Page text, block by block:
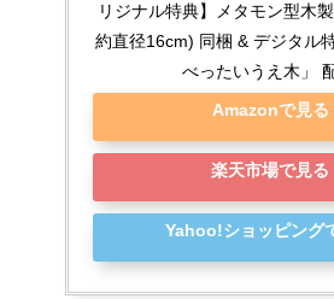
リジナル特典】メタモン型木
約直径16cm) 同梱 & デジタル
べったいうえ木」
Amazonで見る
楽天市場で見る
Yahoo!ショッピング